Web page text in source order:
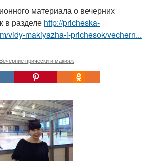
материала о вечерних
в разделе http://pricheska-
vidy-makiyazha-i-prichesok/vechern...
Вечерние прически и макияж